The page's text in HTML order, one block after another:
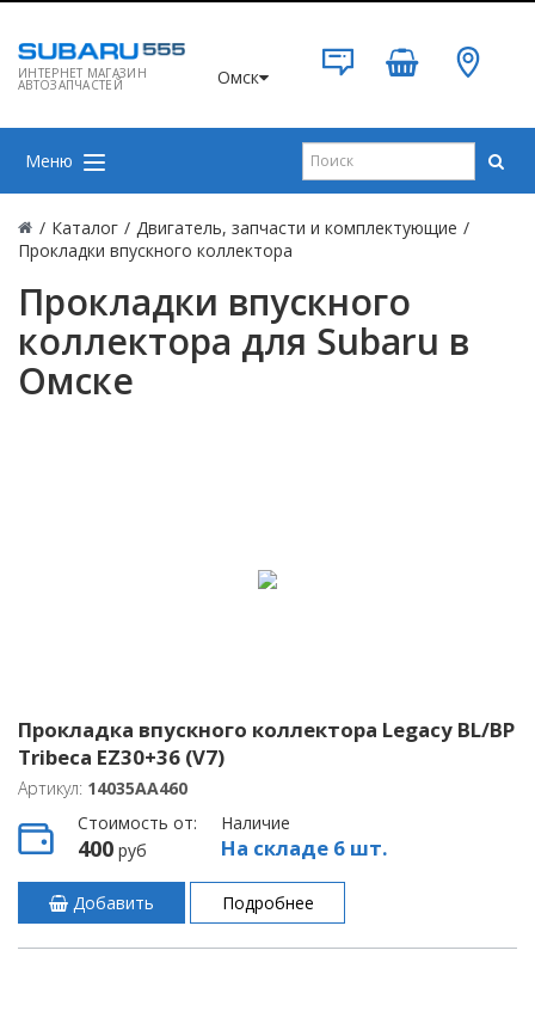
ИНТЕРНЕТ МАГАЗИН
АВТОЗАПЧАСТЕЙ Омск
Меню
/ Каталог / Двигатель, запчасти и комплектующие /
Прокладки впускного коллектора
Прокладки впускного
коллектора для Subaru в
Омске
Прокладка впускного коллектора Legacy BL/BP
Tribeca EZ30+36 (V7)
Артикул: 14035AA460
Стоимость от:
400 руб
Наличие
На складе 6 шт.
Добавить Подробнее